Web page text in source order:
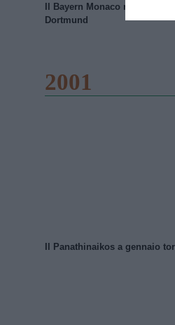
Il Bayern Monaco
Dortmund
2001
Il Panathinaikos a gennaio